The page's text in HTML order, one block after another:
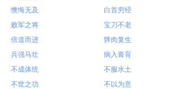
懊悔无及
白首穷经
败军之将
宝刀不老
倍道而进
髀肉复生
兵强马壮
病入膏肓
不成体统
不服水土
不世之功
不以为意